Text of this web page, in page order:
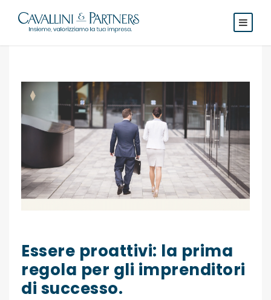
Essere proattivi: la prima
regola per gli imprenditori
di successo.